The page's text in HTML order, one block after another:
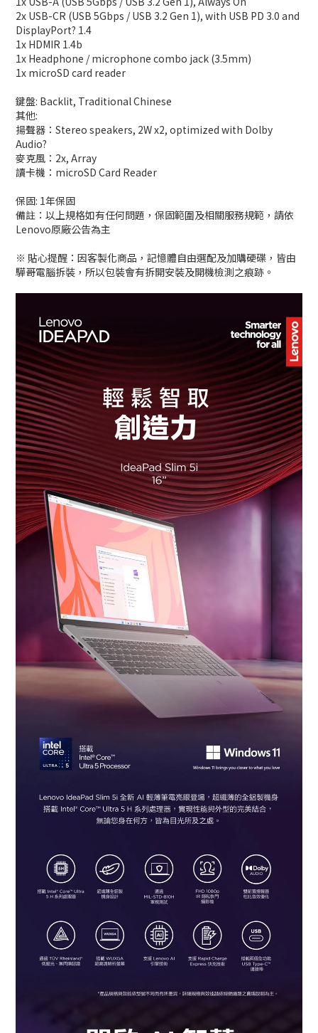
2x USB-CR (USB 5Gbps / USB 3.2 Gen 1), with USB PD 3.0 and
DisplayPort? 1.4
1x HDMIR 1.4b
1x Headphone / microphone combo jack (3.5mm)
1x microSD card reader
鍵盤: Backlit, Traditional Chinese
其他:
揚聲器：Stereo speakers, 2W x2, optimized with Dolby
Audio?
麥克風：2x, Array
讀卡機：microSD Card Reader
保固: 1年保固
備註：以上規格如有任何問題，保固範圍及相關服務規範，請依
Lenovo原廠公告為主
※ 貼心提醒：因客製化商品，記憶體自由選配及加購硬碟，皆由
驊哥電腦拆裝，所以包裝會有拆開安裝及開機檢測之痕跡。